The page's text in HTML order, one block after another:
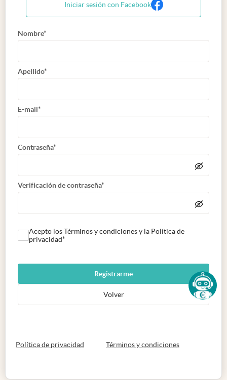
Iniciar sesión con Facebook
Nombre*
Apellido*
E-mail*
Contraseña*
Verificación de contraseña*
Acepto los Términos y condiciones y la Política de
privacidad*
Registrarme
Volver
Política de privacidad abre en nueva pestaña
Términos y condicionesabre en nueva